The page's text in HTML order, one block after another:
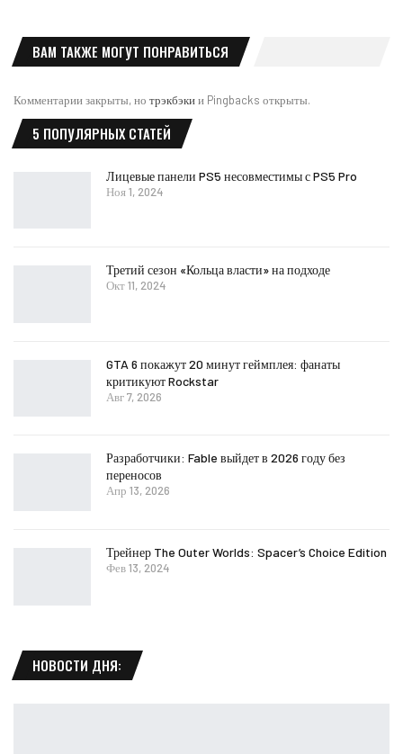
ВАМ ТАКЖЕ МОГУТ ПОНРАВИТЬСЯ
Комментарии закрыты, но трэкбэкии Pingbacks открыты.
5 ПОПУЛЯРНЫХ СТАТЕЙ
Лицевые панели PS5 несовместимы с PS5 Pro
Ноя 1, 2024
Третий сезон «Кольца власти» на подходе
Окт 11, 2024
GTA 6 покажут 20 минут геймплея: фанаты
критикуют Rockstar
Авг 7, 2026
Разработчики: Fable выйдет в 2026 году без
переносов
Апр 13, 2026
Трейнер The Outer Worlds: Spacer’s Choice Edition
Фев 13, 2024
НОВОСТИ ДНЯ: